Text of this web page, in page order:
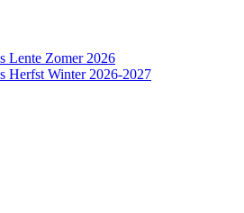
Lente Zomer 2026
Herfst Winter 2026-2027